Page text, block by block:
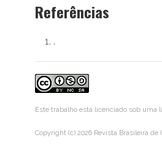
Referências
.
Este trabalho está licenciado sob uma
Copyright (c) 2026 Revista Brasileira de